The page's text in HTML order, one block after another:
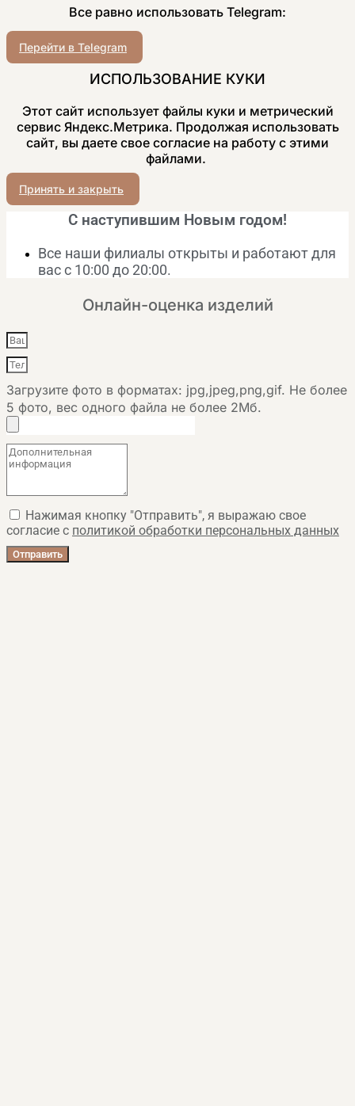
Все равно использовать Telegram:
Перейти в Telegram
ИСПОЛЬЗОВАНИЕ КУКИ
Этот сайт использует файлы куки и метрический
сервис Яндекс.Метрика. Продолжая использовать
сайт, вы даете свое согласие на работу с этими
файлами.
Принять и закрыть
С наступившим Новым годом!
Все наши филиалы открыты и работают для
вас с 10:00 до 20:00.
Онлайн-оценка изделий
Загрузите фото в форматах: jpg,jpeg,png,gif. Не более
5 фото, вес одного файла не более 2Мб.
Нажимая кнопку "Отправить", я выражаю свое
согласие с политикой обработки персональных данных
Отправить